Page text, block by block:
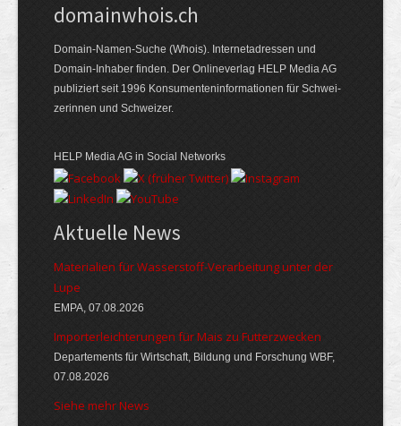
domainwhois.ch
Domain-Namen-Suche (Whois). Internet­adressen und
Domain-Inhaber finden. Der Online­verlag HELP Media AG
publiziert seit 1996 Konsumenten­informationen für Schwei­
zerinnen und Schweizer.
HELP Media AG in Social Networks
Aktuelle News
Materialien für Wasserstoff-Verarbeitung unter der
Lupe
EMPA, 07.08.2026
Importerleichterungen für Mais zu Futterzwecken
Departements für Wirtschaft, Bildung und Forschung WBF,
07.08.2026
Siehe mehr News